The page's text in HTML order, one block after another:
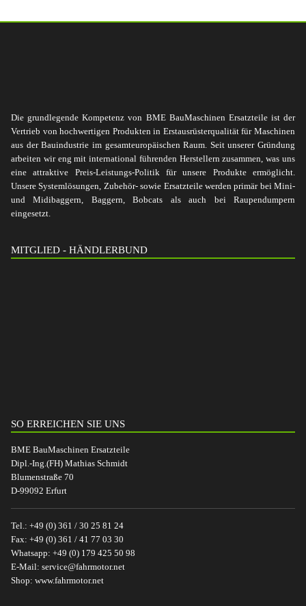
Die grundlegende Kompetenz von BME BauMaschinen Ersatzteile ist der
Vertrieb von hochwertigen Produkten in Erstausrüsterqualität für Maschinen
aus der Bauindustrie im gesamteuropäischen Raum. Seit unserer Gründung
arbeiten wir eng mit international führenden Herstellern zusammen, was uns
eine attraktive Preis-Leistungs-Politik für unsere Produkte ermöglicht.
Unsere Systemlösungen, Zubehör- sowie Ersatzteile werden primär bei Mini-
und Midibaggern, Baggern, Bobcats als auch bei Raupendumpern
eingesetzt.
MITGLIED - HÄNDLERBUND
SO ERREICHEN SIE UNS
BME BauMaschinen Ersatzteile
Dipl.-Ing.(FH) Mathias Schmidt
Blumenstraße 70
D-99092 Erfurt
Tel.: +49 (0) 361 / 30 25 81 24
Fax: +49 (0) 361 / 41 77 03 30
Whatsapp: +49 (0) 179 425 50 98
E-Mail: service@fahrmotor.net
Shop: www.fahrmotor.net